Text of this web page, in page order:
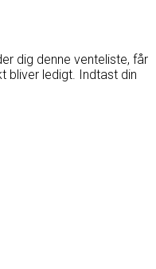
dig denne venteliste, får
bliver ledigt. Indtast din